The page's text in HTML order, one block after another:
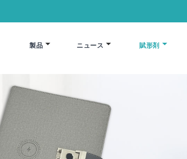
製品 ニュース 賦形剤